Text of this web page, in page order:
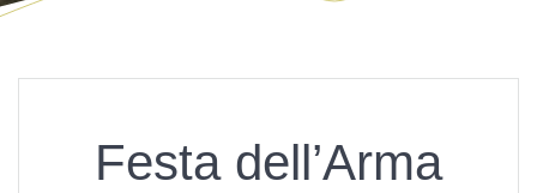
Festa dell’Arma